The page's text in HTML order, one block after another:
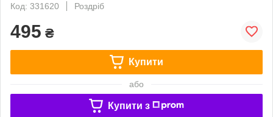
Код: 331620
Роздріб
495 ₴
Купити
або
Купити з